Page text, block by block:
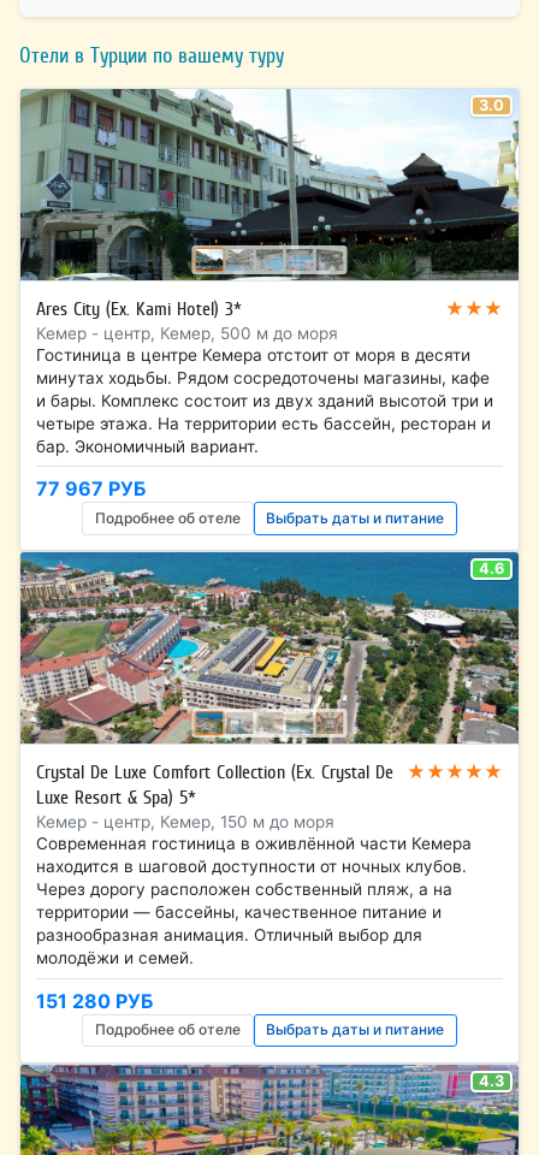
Отели в Турции по вашему туру
3.0
Ares City (Ex. Kami Hotel) 3* ★★★
Кемер - центр, Кемер, 500 м до моря
Гостиница в центре Кемера отстоит от моря в десяти
минутах ходьбы. Рядом сосредоточены магазины, кафе
и бары. Комплекс состоит из двух зданий высотой три и
четыре этажа. На территории есть бассейн, ресторан и
бар. Экономичный вариант.
77 967 РУБ
Подробнее об отеле Выбрать даты и питание
4.6
Crystal De Luxe Comfort Collection (Ex. Crystal De
Luxe Resort & Spa) 5*
★★★★★
Кемер - центр, Кемер, 150 м до моря
Современная гостиница в оживлённой части Кемера
находится в шаговой доступности от ночных клубов.
Через дорогу расположен собственный пляж, а на
территории — бассейны, качественное питание и
разнообразная анимация. Отличный выбор для
молодёжи и семей.
151 280 РУБ
Подробнее об отеле Выбрать даты и питание
4.3